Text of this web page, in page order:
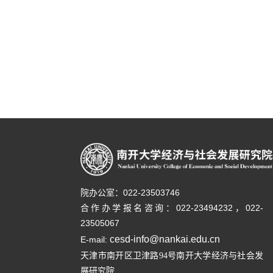
院办公室：022-23503746
合作办学报名咨询：022-23494232，022-
23505067
E-mail: cesd-info@nankai.edu.cn
天津市南开区卫津路94号南开大学经济与社会发
展研究院